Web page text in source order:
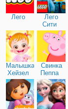
Лего
Лего
Сити
Малышка
Хейзел
Свинка
Пеппа